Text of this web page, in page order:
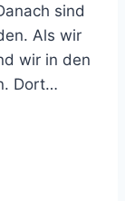
sind
Als wir
wir in den
Dort…